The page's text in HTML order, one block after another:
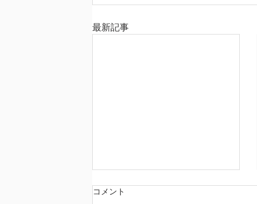
最新記事
コメント